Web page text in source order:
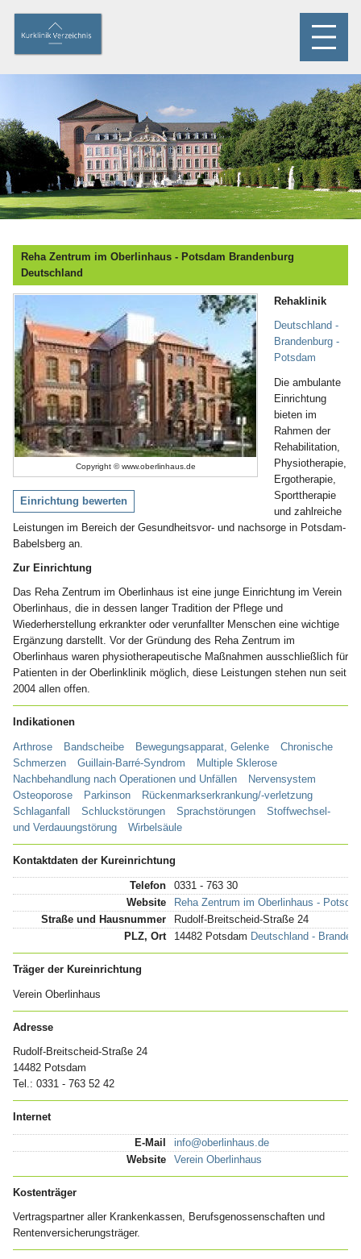
Reha Zentrum im Oberlinhaus - Potsdam Brandenburg
Deutschland
Copyright © www.oberlinhaus.de
Einrichtung bewerten
Rehaklinik
Deutschland -
Brandenburg -
Potsdam
Die ambulante
Einrichtung
bieten im
Rahmen der
Rehabilitation,
Physiotherapie,
Ergotherapie,
Sporttherapie
und zahlreiche
Leistungen im Bereich der Gesundheitsvor- und nachsorge in Potsdam-
Babelsberg an.
Zur Einrichtung
Das Reha Zentrum im Oberlinhaus ist eine junge Einrichtung im Verein
Oberlinhaus, die in dessen langer Tradition der Pflege und
Wiederherstellung erkrankter oder verunfallter Menschen eine wichtige
Ergänzung darstellt. Vor der Gründung des Reha Zentrum im
Oberlinhaus waren physiotherapeutische Maßnahmen ausschließlich für
Patienten in der Oberlinklinik möglich, diese Leistungen stehen nun seit
2004 allen offen.
Indikationen
Arthrose Bandscheibe Bewegungsapparat, Gelenke
Chronische
Schmerzen
Guillain-Barré-Syndrom
Multiple Sklerose
Nachbehandlung nach Operationen und Unfällen
Nervensystem
Osteoporose
Parkinson
Rückenmarkserkrankung/-verletzung
Schlaganfall
Schluckstörungen Sprachstörungen
Stoffwechsel-
und Verdauungstörung
Wirbelsäule
Kontaktdaten der Kureinrichtung
Telefon
0331 - 763 30
Website
Reha Zentrum im Oberlinhaus -
Straße und Hausnummer
Rudolf-Breitscheid-Straße 24
PLZ, Ort
14482 Potsdam Deutschland -
Träger der Kureinrichtung
Verein Oberlinhaus
Adresse
Rudolf-Breitscheid-Straße 24
14482 Potsdam
Tel.: 0331 - 763 52 42
Internet
E-Mail
info@oberlinhaus.de
Website
Verein Oberlinhaus
Kostenträger
Vertragspartner aller Krankenkassen, Berufsgenossenschaften und
Rentenversicherungsträger.